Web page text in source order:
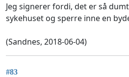
Jeg signerer fordi, det er så
sykehuset og sperre inne en
(Sandnes, 2018-06-04)
#83